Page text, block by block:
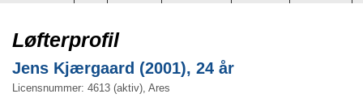
Løfterprofil
Jens Kjærgaard (2001), 24 år
Licensnummer: 4613 (aktiv), Ares